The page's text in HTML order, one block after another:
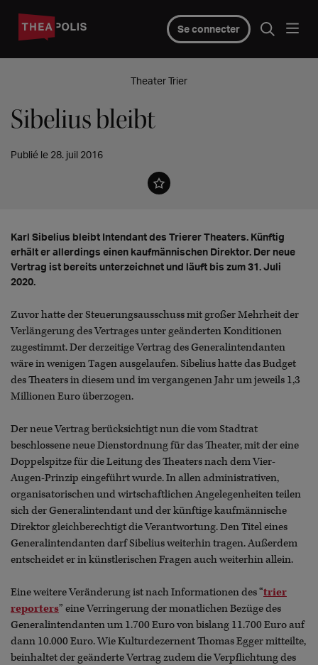
Se connecter
Theater Trier
Sibelius bleibt
Publié le 28. juil 2016
Karl Sibelius bleibt Intendant des Trierer Theaters. Künftig
erhält er allerdings einen kaufmännischen Direktor. Der neue
Vertrag ist bereits unterzeichnet und läuft bis zum 31. Juli
2020.
Zuvor hatte der Steuerungsausschuss mit großer Mehrheit der
Verlängerung des Vertrages unter geänderten Konditionen
zugestimmt. Der derzeitige Vertrag des Generalintendanten
wäre in wenigen Tagen ausgelaufen. Sibelius hatte das Budget
des Theaters in diesem und im vergangenen Jahr um jeweils 1,3
Millionen Euro überzogen.
Der neue Vertrag berücksichtigt nun die vom Stadtrat
beschlossene neue Dienstordnung für das Theater, mit der eine
Doppelspitze für die Leitung des Theaters nach dem Vier-
Augen-Prinzip eingeführt wurde. In allen administrativen,
organisatorischen und wirtschaftlichen Angelegenheiten teilen
sich der Generalintendant und der künftige kaufmännische
Direktor gleichberechtigt die Verantwortung. Den Titel eines
Generalintendanten darf Sibelius weiterhin tragen. Außerdem
entscheidet er in künstlerischen Fragen auch weiterhin allein.
Eine weitere Veränderung ist nach Informationen des “trier
reporters” eine Verringerung der monatlichen Bezüge des
Generalintendanten um 1.700 Euro von bislang 11.700 Euro auf
dann 10.000 Euro. Wie Kulturdezernent Thomas Egger mitteilte,
beinhaltet der geänderte Vertrag zudem die Verpflichtung des